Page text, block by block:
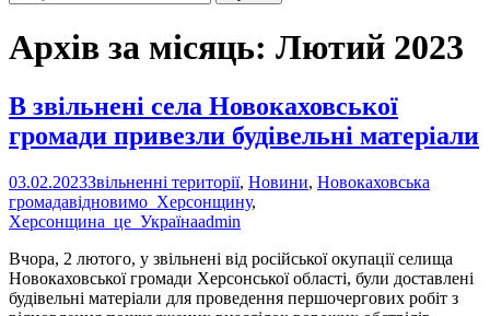
Архів за місяць: Лютий 2023
В звільнені села Новокаховської
громади привезли будівельні матеріали
03.02.2023Звільненні території, Новини, Новокаховська
громадавідновимо_Херсонщину,
Херсонщина_це_Українаadmin
Вчора, 2 лютого, у звільнені від російської окупації селища
Новокаховської громади Херсонської області, були доставлені
будівельні матеріали для проведення першочергових робіт з